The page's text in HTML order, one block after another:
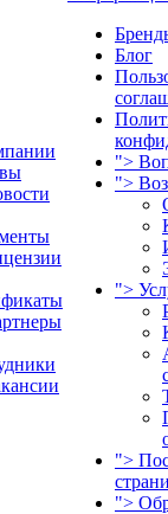
Блог
">
">
">
">
">